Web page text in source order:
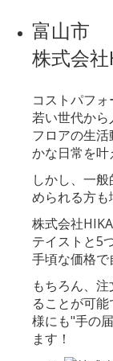
富山市
株式会社
コストパフ
若い世代か
フロアの生
かな日常を叶
しかし、一
められる方も
株式会社
テイストと5
手頃な価格で
もちろん、
ることが可
様にも"手の
ます！